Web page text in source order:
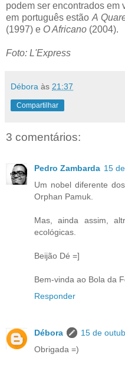
podem ser encontrados em
em português estão A
(1997) e O Africano (2004).
Foto: L'Express
Débora às 21:37
Compartilhar
3 comentários:
Pedro Zambarda 15
Um nobel diferente
Orphan Pamuk.
Mas, ainda assim,
ecológicas.
Beijão Dé =]
Bem-vinda ao Bola da
Responder
Débora
15 de
Obrigada =)